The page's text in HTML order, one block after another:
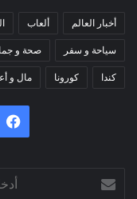
أخبار العالم ألعاب
سياحة و سفر صحة و
كندا كورونا مال و
بريدك